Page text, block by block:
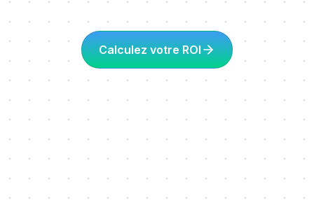
Calculez votre ROI